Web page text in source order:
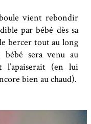
vient rebondir
par bébé dès sa
bercer tout au long
bébé sera venu au
(en lui
bien au chaud).